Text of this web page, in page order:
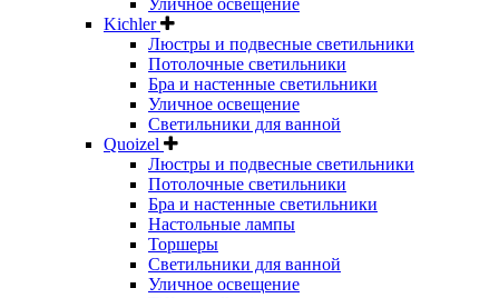
Уличное освещение
Kichler
Люстры и подвесные светильники
Потолочные светильники
Бра и настенные светильники
Уличное освещение
Светильники для ванной
Quoizel
Люстры и подвесные светильники
Потолочные светильники
Бра и настенные светильники
Настольные лампы
Торшеры
Светильники для ванной
Уличное освещение